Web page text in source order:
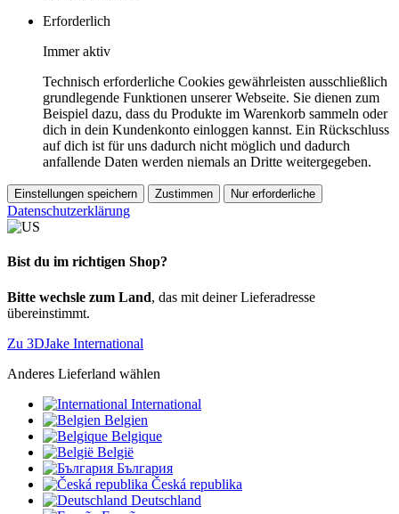
Erforderlich
Immer aktiv
Technisch erforderliche Cookies gewährleisten ausschließlich
grundlegende Funktionen unserer Webseite. Sie dienen zum
Beispiel dazu, dass du Produkte im Warenkorb sammeln oder
dich in dein Kundenkonto einloggen kannst. Ein Rückschluss
auf dich ist für uns dadurch nicht möglich und dadurch
anfallende Daten werden niemals an Dritte weitergegeben.
Einstellungen speichern Zustimmen Nur erforderliche
Datenschutzerklärung
Bist du im richtigen Shop?
Bitte wechsle zum Land, das mit deiner Lieferadresse
übereinstimmt.
Zu 3DJake International
Anderes Lieferland wählen
International
Belgien
Belgique
België
България
Česká republika
Deutschland